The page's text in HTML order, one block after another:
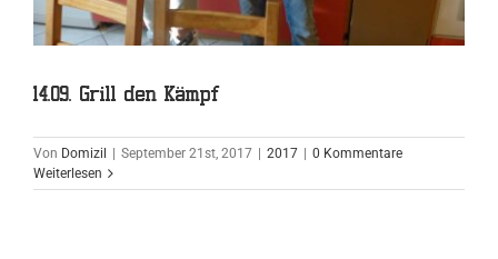
14.09. Grill den Kämpf
Von Domizil | September 21st, 2017 | 2017 | 0 Kommentare
Weiterlesen